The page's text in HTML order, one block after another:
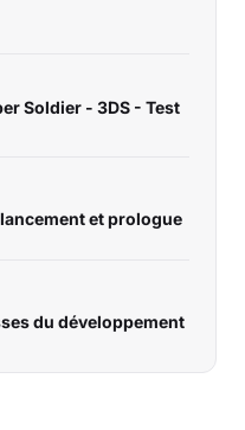
Soldier - 3DS - Test
et prologue
du développement